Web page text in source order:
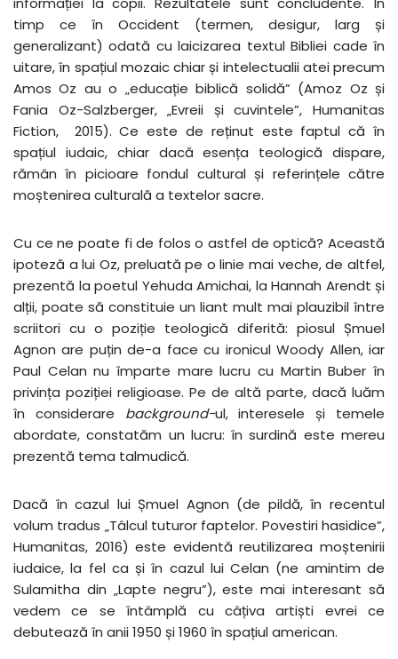
timp ce în Occident (termen, desigur, larg și
generalizant) odată cu laicizarea textul Bibliei cade în
uitare, în spațiul mozaic chiar și intelectualii atei precum
Amos Oz au o „educație biblică solidă” (Amoz Oz și
Fania Oz-Salzberger, „Evreii și cuvintele”, Humanitas
Fiction, 2015). Ce este de reținut este faptul că în
spațiul iudaic, chiar dacă esența teologică dispare,
rămân în picioare fondul cultural și referințele către
moștenirea culturală a textelor sacre.
Cu ce ne poate fi de folos o astfel de optică? Această
ipoteză a lui Oz, preluată pe o linie mai veche, de altfel,
prezentă la poetul Yehuda Amichai, la Hannah Arendt și
alții, poate să constituie un liant mult mai plauzibil între
scriitori cu o poziție teologică diferită: piosul Șmuel
Agnon are puțin de-a face cu ironicul Woody Allen, iar
Paul Celan nu împarte mare lucru cu Martin Buber în
privința poziției religioase. Pe de altă parte, dacă luăm
în considerare background-ul, interesele și temele
abordate, constatăm un lucru: în surdină este mereu
prezentă tema talmudică.
Dacă în cazul lui Șmuel Agnon (de pildă, în recentul
volum tradus „Tâlcul tuturor faptelor. Povestiri hasidice”,
Humanitas, 2016) este evidentă reutilizarea moștenirii
iudaice, la fel ca și în cazul lui Celan (ne amintim de
Sulamitha din „Lapte negru”), este mai interesant să
vedem ce se întâmplă cu câțiva artiști evrei ce
debutează în anii 1950 și 1960 în spațiul american.